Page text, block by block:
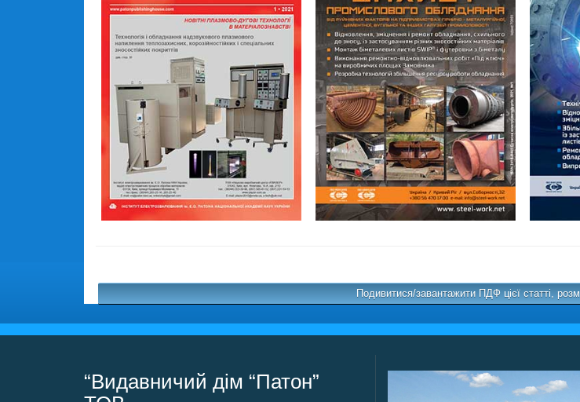
Подивитися/завантажити ПДФ цієї статті,
“Видавничий дім “Патон”